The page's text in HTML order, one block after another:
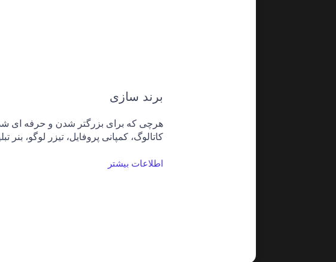
برند سازی
هرچی که برای بزرگتر شدن و حرفه ای
کاتالوگ، کمپانی پروفایل، تیزر لوگو، بنر
اطلاعات بیشتر